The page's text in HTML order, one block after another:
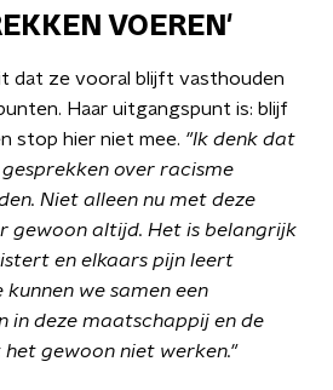
VOEREN'
dat ze vooral blijft vasthouden
Haar uitgangspunt is: blijf
stop hier niet mee. "Ik denk dat
over racisme
Niet alleen nu met deze
gewoon altijd. Het is belangrijk
en elkaars pijn leert
we samen een
in deze maatschappij en de
gewoon niet werken."